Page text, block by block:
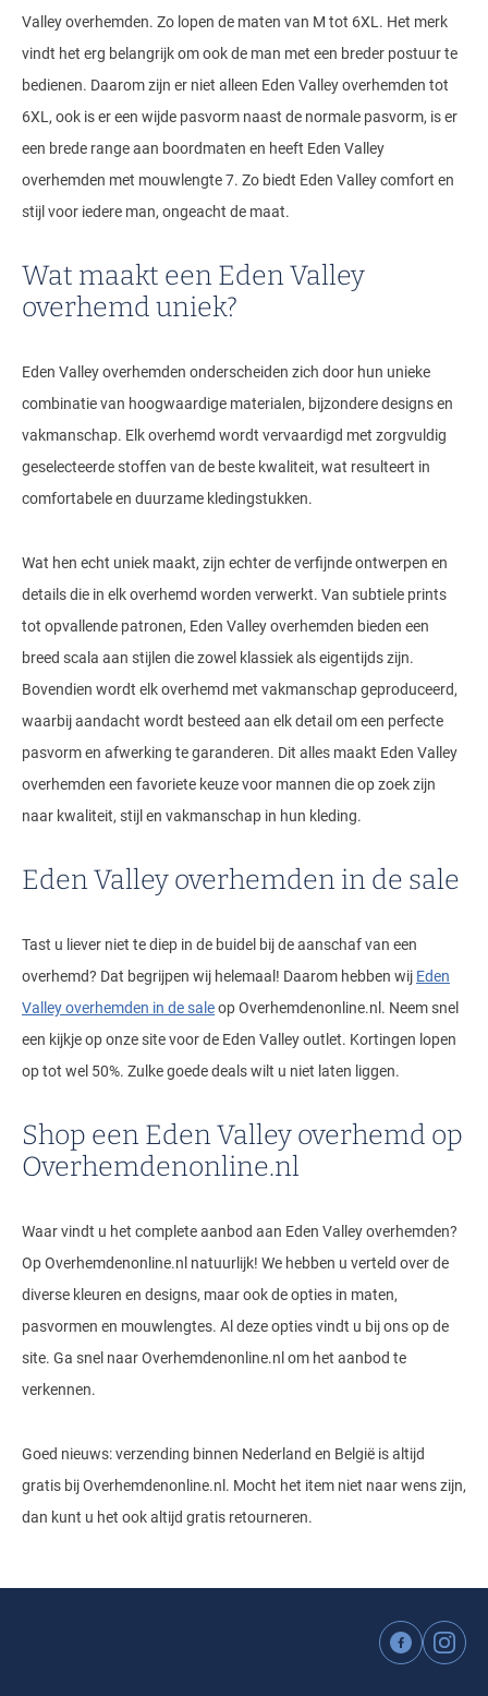
Valley overhemden. Zo lopen de maten van M tot 6XL. Het merk
vindt het erg belangrijk om ook de man met een breder postuur te
bedienen. Daarom zijn er niet alleen Eden Valley overhemden tot
6XL, ook is er een wijde pasvorm naast de normale pasvorm, is er
een brede range aan boordmaten en heeft Eden Valley
overhemden met mouwlengte 7. Zo biedt Eden Valley comfort en
stijl voor iedere man, ongeacht de maat.
Wat maakt een Eden Valley
overhemd uniek?
Eden Valley overhemden onderscheiden zich door hun unieke
combinatie van hoogwaardige materialen, bijzondere designs en
vakmanschap. Elk overhemd wordt vervaardigd met zorgvuldig
geselecteerde stoffen van de beste kwaliteit, wat resulteert in
comfortabele en duurzame kledingstukken.
Wat hen echt uniek maakt, zijn echter de verfijnde ontwerpen en
details die in elk overhemd worden verwerkt. Van subtiele prints
tot opvallende patronen, Eden Valley overhemden bieden een
breed scala aan stijlen die zowel klassiek als eigentijds zijn.
Bovendien wordt elk overhemd met vakmanschap geproduceerd,
waarbij aandacht wordt besteed aan elk detail om een perfecte
pasvorm en afwerking te garanderen. Dit alles maakt Eden Valley
overhemden een favoriete keuze voor mannen die op zoek zijn
naar kwaliteit, stijl en vakmanschap in hun kleding.
Eden Valley overhemden in de sale
Tast u liever niet te diep in de buidel bij de aanschaf van een
overhemd? Dat begrijpen wij helemaal! Daarom hebben wij Eden
Valley overhemden in de saleop Overhemdenonline.nl. Neem snel
een kijkje op onze site voor de Eden Valley outlet. Kortingen lopen
op tot wel 50%. Zulke goede deals wilt u niet laten liggen.
Shop een Eden Valley overhemd op
Overhemdenonline.nl
Waar vindt u het complete aanbod aan Eden Valley overhemden?
Op Overhemdenonline.nl natuurlijk! We hebben u verteld over de
diverse kleuren en designs, maar ook de opties in maten,
pasvormen en mouwlengtes. Al deze opties vindt u bij ons op de
site. Ga snel naar Overhemdenonline.nl om het aanbod te
verkennen.
Goed nieuws: verzending binnen Nederland en België is altijd
gratis bij Overhemdenonline.nl. Mocht het item niet naar wens zijn,
dan kunt u het ook altijd gratis retourneren.